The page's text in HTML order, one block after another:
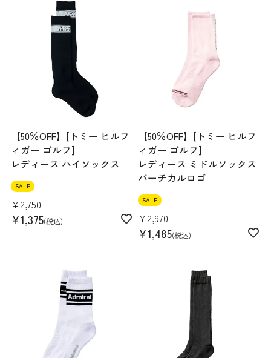
【50％OFF】[トミー ヒルフ
ィガー ゴルフ]
レディース ハイソックス
SALE
¥2,750
¥1,375 税込
【50％OFF】[トミー ヒルフ
ィガー ゴルフ]
レディース ミドルソックス
バーチカルロゴ
SALE
¥2,970
¥1,485 税込